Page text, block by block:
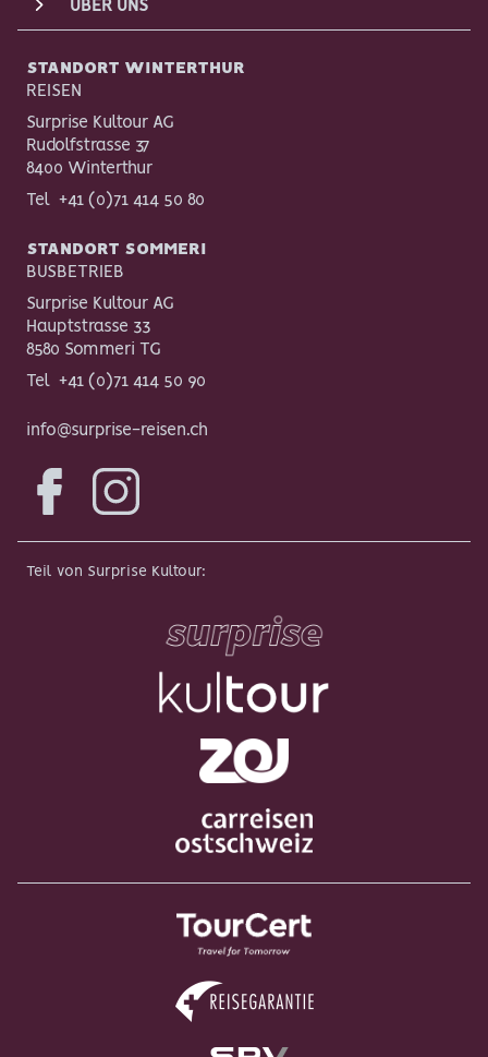
ÜBER UNS
STANDORT WINTERTHUR
REISEN
Surprise Kultour AG
Rudolfstrasse 37
8400 Winterthur
Tel +41 (0)71 414 50 80
STANDORT SOMMERI
BUSBETRIEB
Surprise Kultour AG
Hauptstrasse 33
8580 Sommeri TG
Tel +41 (0)71 414 50 90
info@surprise-reisen.ch
FacebookInstagram
Teil von Surprise Kultour: